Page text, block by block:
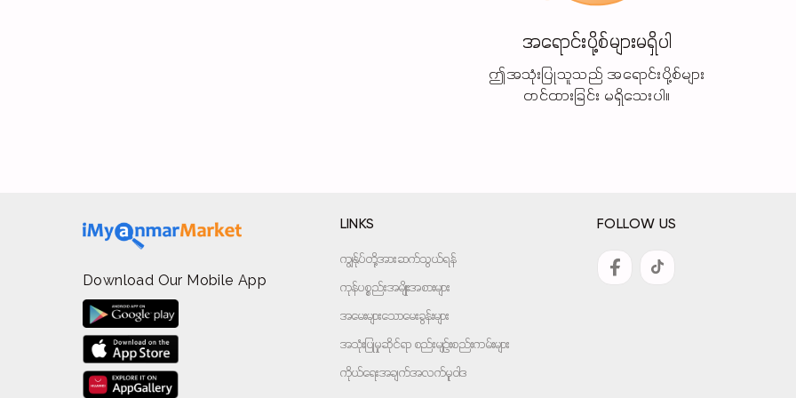
အရောင်းပို့စ်များမရှိပါ
ဤအသုံးပြုသူသည် အရောင်းပို့စ်များ
တင်ထားခြင်း မရှိသေးပါ။
Download Our Mobile App
LINKS
ကျွန်ုပ်တို့အားဆက်သွယ်ရန်
ကုန်ပစ္စည်းအမျိုးအစားများ
အမေးများသောမေးခွန်းများ
အသုံးပြုမှုဆိုင်ရာ စည်းမျဉ်းစည်းကမ်းများ
ကိုယ်ရေးအချက်အလက်မူဝါဒ
FOLLOW US